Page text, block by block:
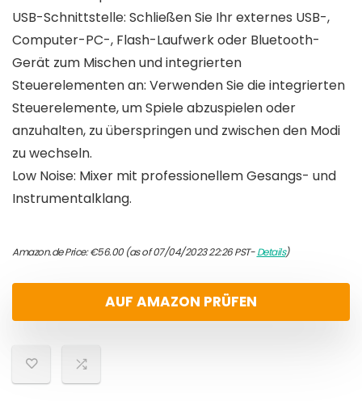
USB-Schnittstelle: Schließen Sie Ihr externes USB-,
Computer-PC-, Flash-Laufwerk oder Bluetooth-
Gerät zum Mischen und integrierten
Steuerelementen an: Verwenden Sie die integrierten
Steuerelemente, um Spiele abzuspielen oder
anzuhalten, zu überspringen und zwischen den Modi
zu wechseln.
Low Noise: Mixer mit professionellem Gesangs- und
Instrumentalklang.
Amazon.de Price:€56.00(as of 07/04/2023 22:26 PST-Details)
AUF AMAZON PRÜFEN